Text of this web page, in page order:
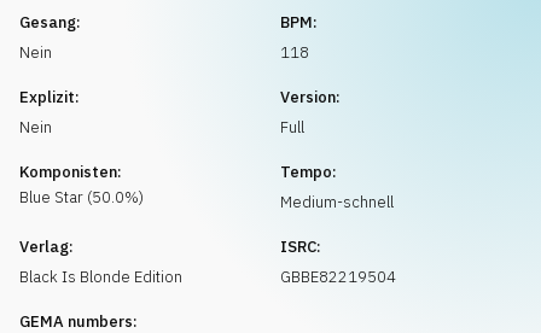
Gesang:
Nein
BPM:
118
Explizit:
Nein
Version:
Full
Komponisten:
Blue Star (50.0%)
Tempo:
Medium-schnell
Verlag:
Black Is Blonde Edition
ISRC:
GBBE82219504
GEMA numbers: